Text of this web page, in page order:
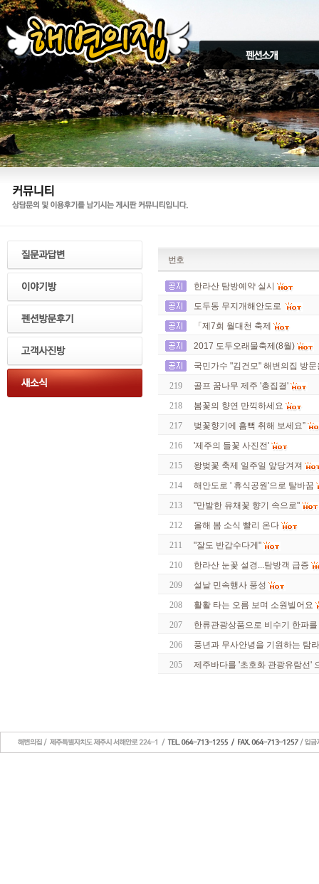
번호
한라산 탐방예약 실시
도두동 무지개해안도로 ​
「제7회 월대천 축제
2017 도두오래물축제(8월)
국민가수 "김건모" 해변의집 방
219
골프 꿈나무 제주 '총집결'
218
봄꽃의 향연 만끽하세요
217
벚꽃향기에 흠뻑 취해 보세요”
216
'제주의 들꽃 사진전'
215
왕벚꽃 축제 일주일 앞당겨져
214
해안도로 ' 휴식공원'으로 탈바꿈
213
"만발한 유채꽃 향기 속으로"
212
올해 봄 소식 빨리 온다
211
"잘도 반갑수다게"
210
한라산 눈꽃 설경...탐방객 급증
209
설날 민속행사 풍성
208
활활 타는 오름 보며 소원빌어요
207
한류관광상품으로 비수기 한파
206
풍년과 무사안녕을 기원하는 탐
205
제주바다를 '초호화 관광유람선'